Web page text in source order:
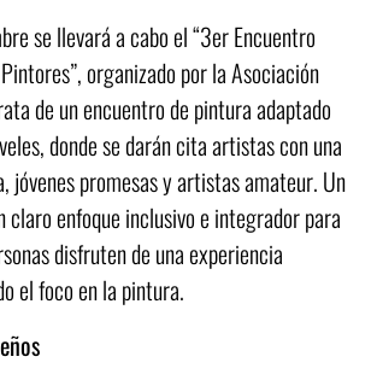
se llevará a cabo el “3er Encuentro
organizado por la Asociación
de un encuentro de pintura adaptado
donde se darán cita artistas con una
jóvenes promesas y artistas amateur. Un
claro enfoque inclusivo e integrador para
disfruten de una experiencia
el foco en la pintura.